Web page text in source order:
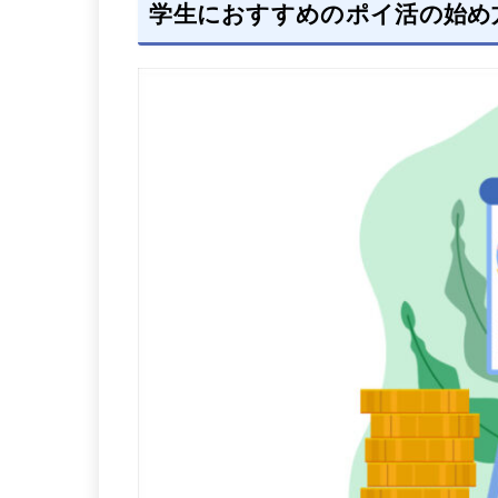
学生におすすめのポイ活の始め